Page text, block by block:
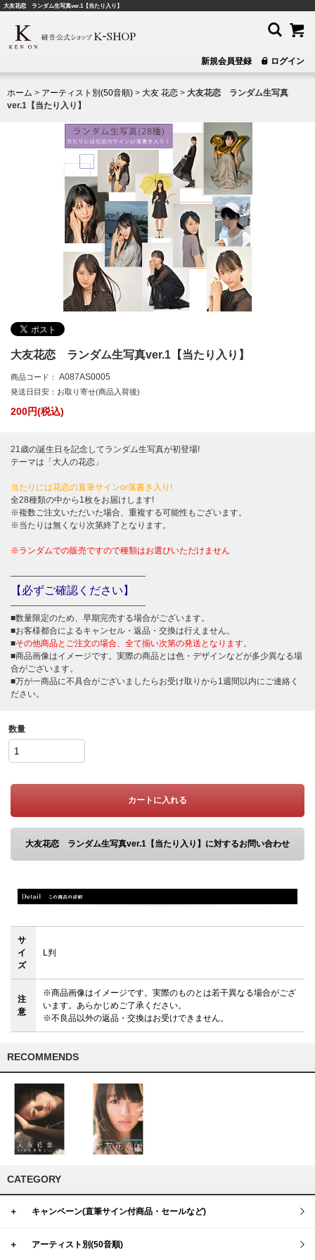
大友花恋 ランダム生写真ver.1【当たり入り】
新規会員登録 ログイン
ホーム > アーティスト別(50音順) > 大友 花恋 > 大友花恋 ランダム生写真
ver.1【当たり入り】
大友花恋 ランダム生写真ver.1【当たり入り】
商品コード： A087AS0005
発送日目安：お取り寄せ(商品入荷後)
200円(税込)
21歳の誕生日を記念してランダム生写真が初登場!
テーマは「大人の花恋」
当たりには花恋の直筆サインor落書き入り!
全28種類の中から1枚をお届けします!
※複数ご注文いただいた場合、重複する可能性もございます。
※当たりは無くなり次第終了となります。
※ランダムでの販売ですので種類はお選びいただけません
――――――――――――――――
【必ずご確認ください】
――――――――――――――――
■数量限定のため、早期完売する場合がございます。
■お客様都合によるキャンセル・返品・交換は行えません。
■その他商品とご注文の場合、全て揃い次第の発送となります。
■商品画像はイメージです。実際の商品とは色・デザインなどが多少異なる場
合がございます。
■万が一商品に不具合がございましたらお受け取りから1週間以内にご連絡く
ださい。
数量
カートに入れる
大友花恋 ランダム生写真ver.1【当たり入り】に対するお問い合わせ
サ
イ
ズ
L判
注
意
※商品画像はイメージです。実際のものとは若干異なる場合がござ
います。あらかじめご了承ください。
※不良品以外の返品・交換はお受けできません。
RECOMMENDS
CATEGORY
＋ キャンペーン(直筆サイン付商品・セールなど)
＋ アーティスト別(50音順)